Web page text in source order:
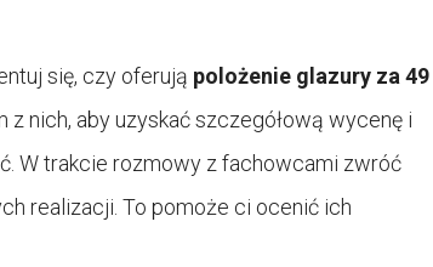
się, czy oferują polożenie glazury za 49
z nich, aby uzyskać szczegółową wycenę i
W trakcie rozmowy z fachowcami zwróć
realizacji. To pomoże ci ocenić ich